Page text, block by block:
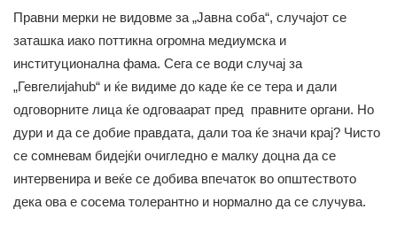
Правни мерки не видовме за „Јавна соба“, случајот се
заташка иако поттикна огромна медиумска и
институционална фама. Сега се води случај за
„Гевгелијаhub“ и ќе видиме до каде ќе се тера и дали
одговорните лица ќе одговаарат пред правните органи. Но
дури и да се добие правдата, дали тоа ќе значи крај? Чисто
се сомневам бидејќи очигледно е малку доцна да се
интервенира и веќе се добива впечаток во општеството
дека ова е сосема толерантно и нормално да се случува.